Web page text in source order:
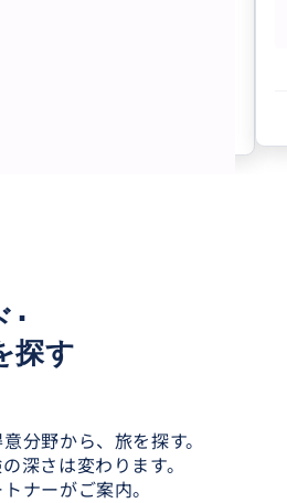
したが、次もお願いしたいで
い思い出になり、心より感謝
･
探す
分野から、旅を探す。
深さは変わります。
ナーがご案内。